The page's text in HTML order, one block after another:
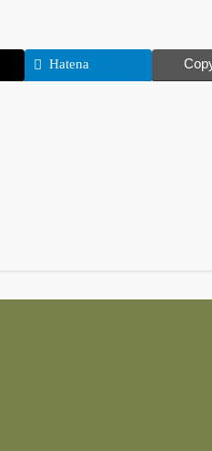
Hatena